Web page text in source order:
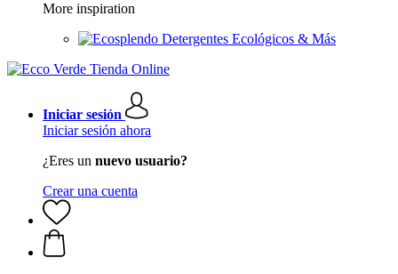
More inspiration
Detergentes Ecológicos & Más
Iniciar sesión
Iniciar sesión ahora
¿Eres un nuevo usuario?
Crear una cuenta